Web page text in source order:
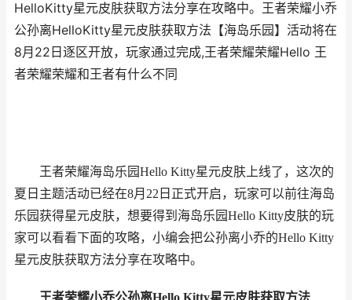
HelloKitty星元皮肤获取方法分享在攻略中。王者荣耀小乔
公孙离HelloKitty星元皮肤获取方法【海岛乐园】活动将在
8月22日逐区开放，玩家通过完成,王者荣耀荣耀Hello 王
者荣耀荣耀和王者有什么不同
王者荣耀海岛乐园Hello Kitty星元皮肤上线了，这次的
夏日主题活动已经在8月22日正式开启，玩家可以前往海岛
乐园获得星元皮肤，想要得到海岛乐园Hello Kitty皮肤的玩
家可以看看下面的攻略，小编会把公孙离小乔的Hello Kitty
星元皮肤获取方法分享在攻略中。
王者荣耀小乔公孙离Hello Kitty星元皮肤获取方法